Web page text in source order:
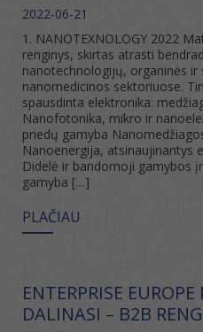
2022-06-21
1. NANOTEXNOLOGY 2022
renginys, skirtas atrasti
nanotechnologijų, organinės ir
nanomedicinos sektoriuose.
spausdinta elektronika:
Nanofotonika, mikro ir
priedų gamyba
Nanoenergija, atsinaujinantys
Didelė ir bandomoji gamybos
gamyba […]
PLAČIAU
ENTERPRISE
DALINASI – B2B